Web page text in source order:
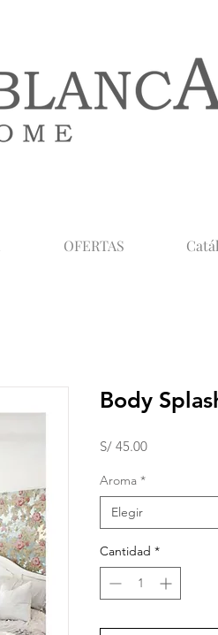
OFERTAS
Body
S/ 45.00Precio
Aroma *
Elegir
Cantidad *